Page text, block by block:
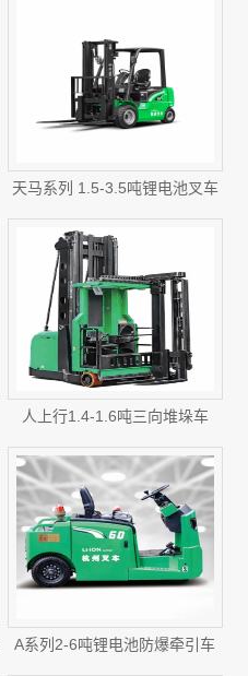
天马系列 1.5-3.5吨锂电池叉车
人上行1.4-1.6吨三向堆垛车
A系列2-6吨锂电池防爆牵引车